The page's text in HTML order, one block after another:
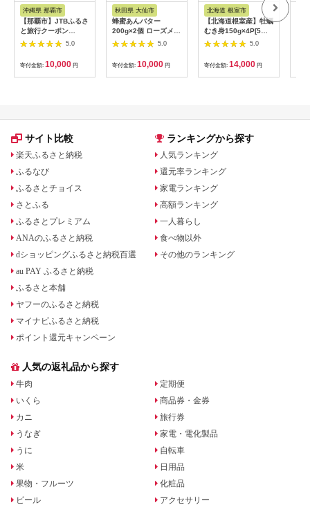
沖縄県 那覇市
【那覇市】JTBふるさ
と旅行クーポン
（3,000円分）有効期
間3年（Eメール発
行）｜旅行 トラベル
予約 国内旅行 JTB 宿
泊 観光 体験 旅行券
人気 おすすめ 旅行ク
ン ネット予約 電話 有
5.0
寄付金額: 10,000 円
秋田県 大仙市
蜂蜜あんバター
200g×2個 ローズメイ
[あんバター はちみ
つ 発酵バター あん
こ 水あめ不使用 秋
田県 大仙市]
5.0
寄付金額: 10,000 円
納税
北海道 根室市
【北海道根室産】牡蠣
むき身150g×4P[5月
下旬以降発送] A-
5.0
寄付金額: 14,000 円
サイト比較
楽天ふるさと納税
ふるなび
ふるさとチョイス
さとふる
ふるさとプレミアム
ANAのふるさと納税
dショッピングふるさと納税百選
au PAY ふるさと納税
ふるさと本舗
ヤフーのふるさと納税
マイナビふるさと納税
ポイント還元キャンペーン
ランキングから探す
人気ランキング
還元率ランキング
家電ランキング
高額ランキング
一人暮らし
食べ物以外
その他のランキング
人気の返礼品から探す
牛肉
いくら
カニ
うなぎ
うに
米
果物・フルーツ
ビール
定期便
商品券・金券
旅行券
家電・電化製品
自転車
日用品
化粧品
アクセサリー